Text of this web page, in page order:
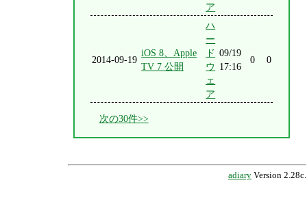
ア
2014-09-19
iOS 8、Apple
TV 7 公開
ハ
ー
ド
ウ
ェ
ア
09/19
17:16
0 0
次の30件>>
adiary Version 2.28c.